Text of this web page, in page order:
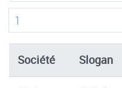
1
Société Slogan